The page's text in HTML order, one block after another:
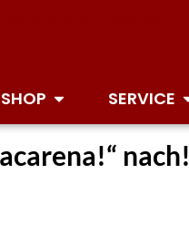
SHOP SERVICE
nach!